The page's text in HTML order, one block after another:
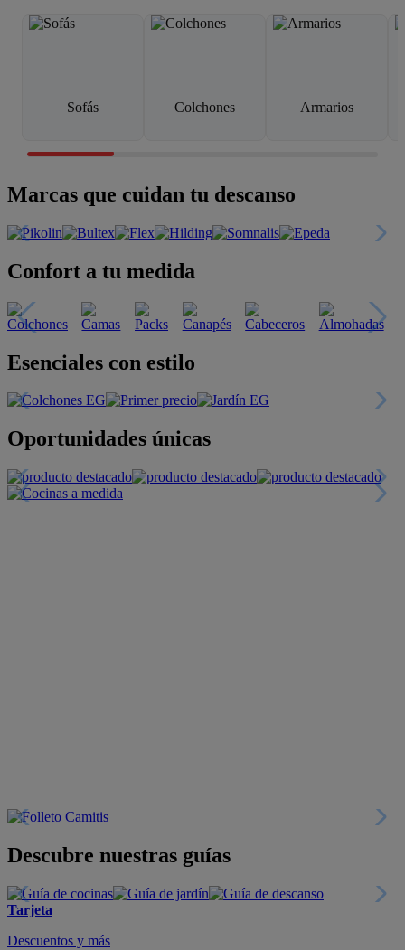
Sofás Colchones Armarios
Marcas que cuidan tu descanso
Confort a tu medida
Esenciales con estilo
Oportunidades únicas
Descubre nuestras guías
Tarjeta
Descuentos y más